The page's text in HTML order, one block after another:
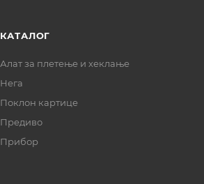
КАТАЛОГ
Алат за плетење и хеклање
Нега
Поклон картице
Предиво
Прибор